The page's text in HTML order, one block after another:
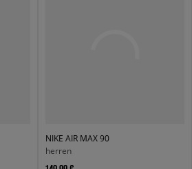
NIKE AIR MAX 90
herren